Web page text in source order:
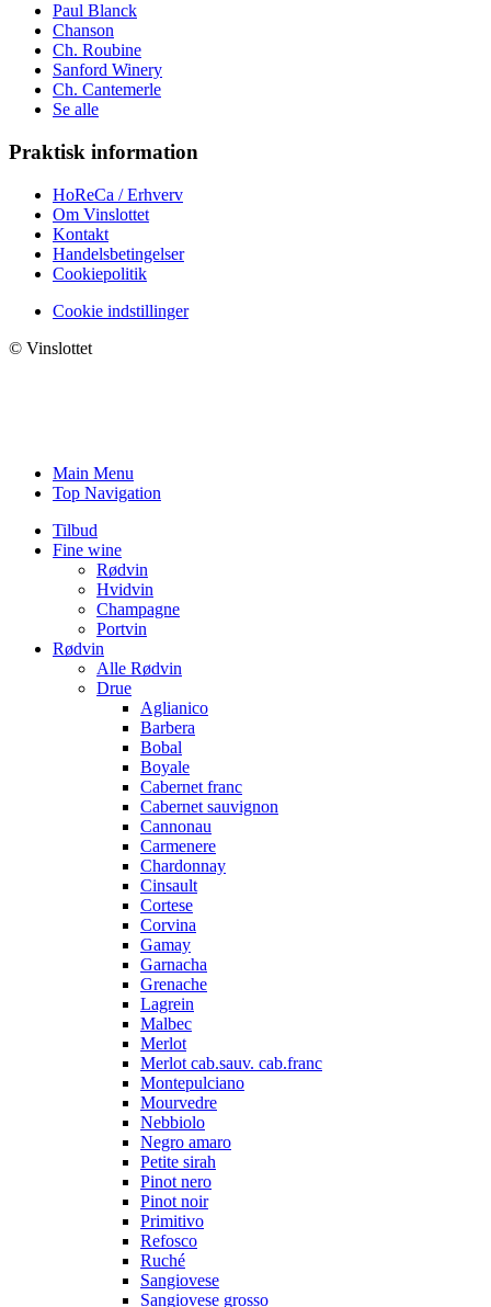
Paul Blanck
Chanson
Ch. Roubine
Sanford Winery
Ch. Cantemerle
Se alle
Praktisk information
HoReCa / Erhverv
Om Vinslottet
Kontakt
Handelsbetingelser
Cookiepolitik
Cookie indstillinger
© Vinslottet
Main Menu
Top Navigation
Tilbud
Fine wine
Rødvin
Hvidvin
Champagne
Portvin
Rødvin
Alle Rødvin
Drue
Aglianico
Barbera
Bobal
Boyale
Cabernet franc
Cabernet sauvignon
Cannonau
Carmenere
Chardonnay
Cinsault
Cortese
Corvina
Gamay
Garnacha
Grenache
Lagrein
Malbec
Merlot
Merlot cab.sauv. cab.franc
Montepulciano
Mourvedre
Nebbiolo
Negro amaro
Petite sirah
Pinot nero
Pinot noir
Primitivo
Refosco
Ruché
Sangiovese
Sangiovese grosso